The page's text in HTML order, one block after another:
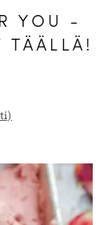
YOU -
TÄÄLLÄ!
)